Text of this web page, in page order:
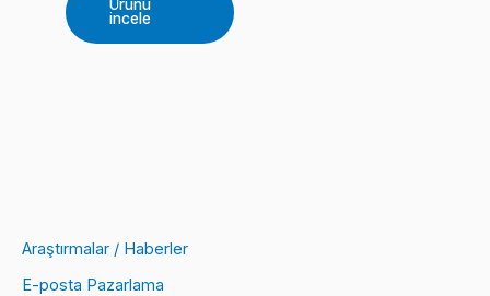
Araştırmalar / Haberler
E-posta Pazarlama
Ürünü
incele